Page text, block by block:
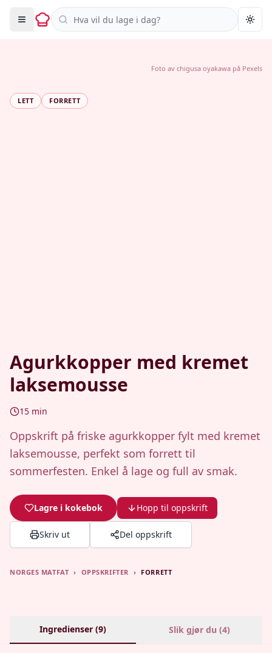
Søk i oppskrifter
LETT FORRETT
Agurkkopper med kremet
laksemousse
15 min
Oppskrift på friske agurkkopper fylt med kremet
laksemousse, perfekt som forrett til
sommerfesten. Enkel å lage og full av smak.
Lagre i kokebok Hopp til oppskrift
Skriv ut Del oppskrift
Foto av chigusa oyakawa på Pexels
NORGES MATFAT › OPPSKRIFTER › FORRETT
Ingredienser (9) Slik gjør du (4)